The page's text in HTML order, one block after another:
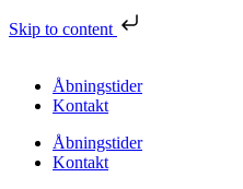
Skip to content
Åbningstider
Kontakt
Åbningstider
Kontakt